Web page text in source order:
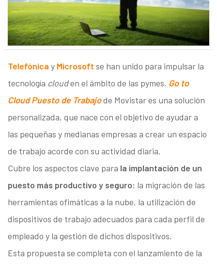
Telefónica y Microsoft se han unido para impulsar la
tecnología clouden el ámbito de las pymes. Go to
Cloud Puesto de Trabajode Movistar es una solución
personalizada, que nace con el objetivo de ayudar a
las pequeñas y medianas empresas a crear un espacio
de trabajo acorde con su actividad diaria.
Cubre los aspectos clave para la implantación de un
puesto más productivo y seguro: la migración de las
herramientas ofimáticas a la nube, la utilización de
dispositivos de trabajo adecuados para cada perfil de
empleado y la gestión de dichos dispositivos.
Esta propuesta se completa con el lanzamiento de la